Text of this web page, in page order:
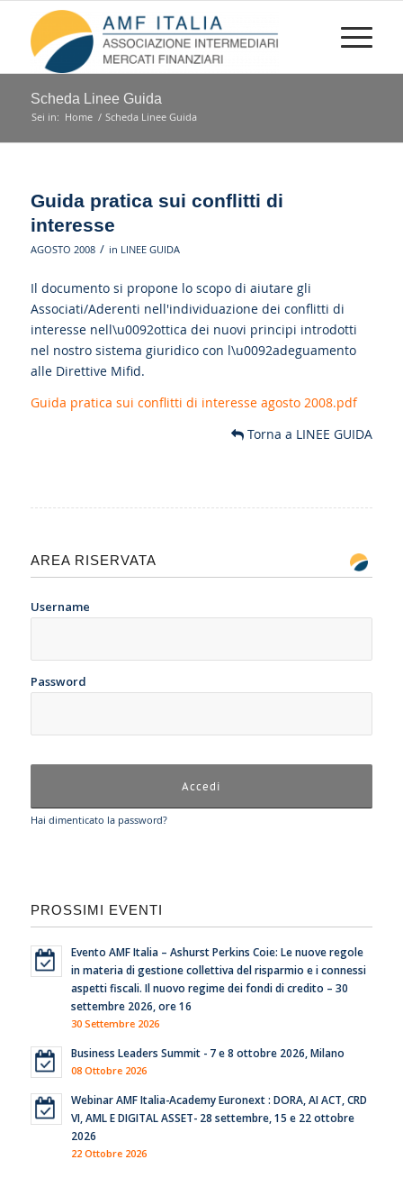
Scheda Linee Guida
Sei in: Home / Scheda Linee Guida
Guida pratica sui conflitti di
interesse
AGOSTO 2008 / in LINEE GUIDA
Il documento si propone lo scopo di aiutare gli
Associati/Aderenti nell'individuazione dei conflitti di
interesse nell\u0092ottica dei nuovi principi introdotti
nel nostro sistema giuridico con l\u0092adeguamento
alle Direttive Mifid.
Guida pratica sui conflitti di interesse agosto 2008.pdf
Torna a LINEE GUIDA
AREA RISERVATA
Username
Password
Hai dimenticato la password?
PROSSIMI EVENTI
Evento AMF Italia – Ashurst Perkins Coie: Le nuove regole
in materia di gestione collettiva del risparmio e i connessi
aspetti fiscali. Il nuovo regime dei fondi di credito – 30
settembre 2026, ore 16
30 Settembre 2026
Business Leaders Summit - 7 e 8 ottobre 2026, Milano
08 Ottobre 2026
Webinar AMF Italia-Academy Euronext : DORA, AI ACT, CRD
VI, AML E DIGITAL ASSET- 28 settembre, 15 e 22 ottobre
2026
22 Ottobre 2026